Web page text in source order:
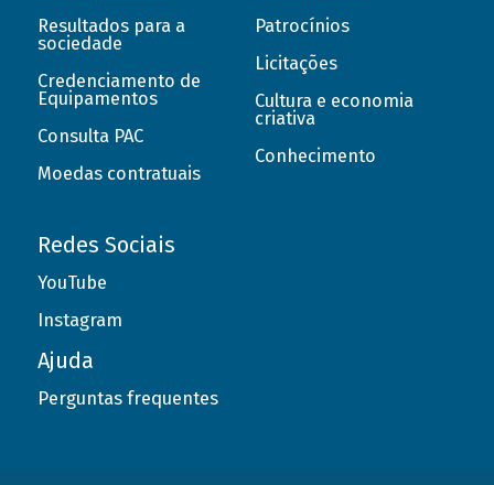
Resultados para a
sociedade
Credenciamento de
Equipamentos
Consulta PAC
Moedas contratuais
Patrocínios
Licitações
Cultura e economia
criativa
Conhecimento
Redes Sociais
YouTube
Instagram
Ajuda
Perguntas frequentes